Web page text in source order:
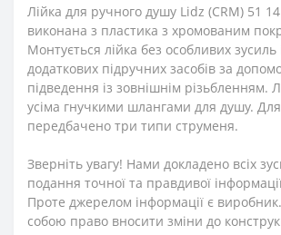
Лійка для ручного душу Lidz (CRM) 51
виконана з пластика з хромованим
Монтується лійка без особливих зусиль
додаткових підручних засобів за
підведення із зовнішнім різьбленням.
усіма гнучкими шлангами для душу. Для
передбачено три типи струменя.
Зверніть увагу! Нами докладено всіх
подання точної та правдивої
Проте джерелом інформації є
собою право вносити зміни до